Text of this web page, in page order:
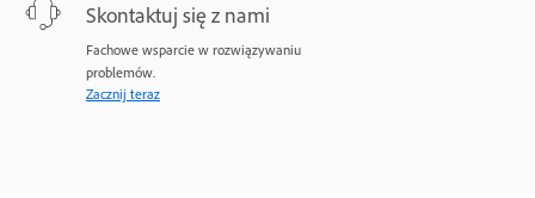
Skontaktuj się z nami
Fachowe wsparcie w rozwiązywaniu
problemów.
Zacznij teraz